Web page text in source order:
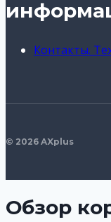
Контакты.
© 2026 AXplus
Обзор